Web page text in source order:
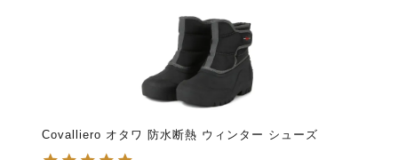
Covalliero オタワ 防水断熱 ウィンター シューズ